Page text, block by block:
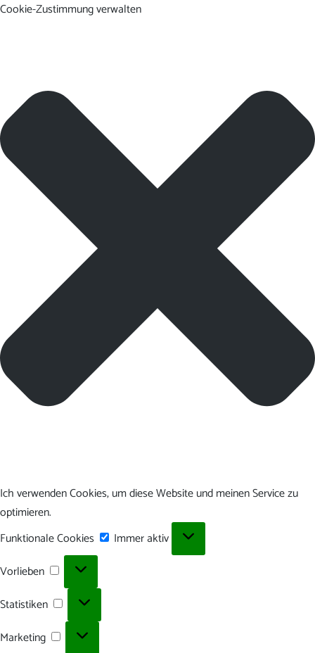
Cookie-Zustimmung verwalten
Ich verwenden Cookies, um diese Website und meinen Service zu
optimieren.
Funktionale Cookies
Funktionale
Immer aktiv
Vorlieben
Vorlieben
Statistiken Statistiken
Marketing
Marketing